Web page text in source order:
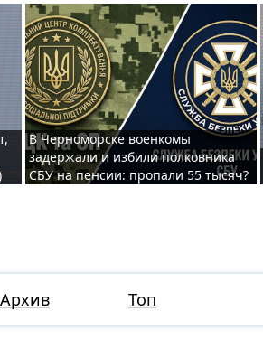
В Черноморске военкомы
задержали и избили полковника
СБУ на пенсии: пропали 55 тысяч?
Архив Топ